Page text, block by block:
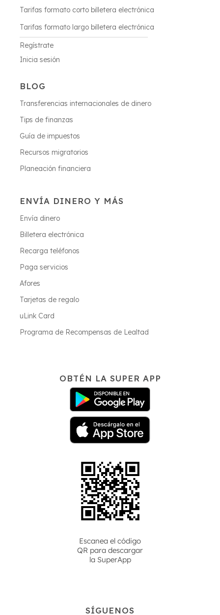
Tarifas formato corto billetera electrónica
Tarifas formato largo billetera electrónica
Regístrate
Inicia sesión
BLOG
Transferencias internacionales de dinero
Tips de finanzas
Guía de impuestos
Recursos migratorios
Planeación financiera
ENVÍA DINERO Y MÁS
Envía dinero
Billetera electrónica
Recarga teléfonos
Paga servicios
Afores
Tarjetas de regalo
uLink Card
Programa de Recompensas de Lealtad
OBTÉN LA SUPER APP
Escanea el código
QR para descargar
la SuperApp
SÍGUENOS